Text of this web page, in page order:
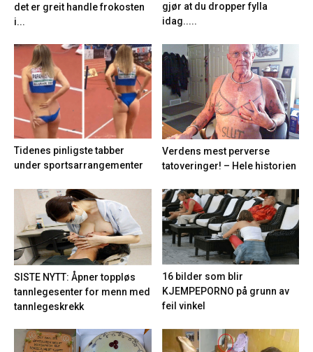
det er greit handle frokosten
i...
gjør at du dropper fylla
idag.....
Tidenes pinligste tabber
under sportsarrangementer
Verdens mest perverse
tatoveringer! – Hele historien
SISTE NYTT: Åpner toppløs
tannlegesenter for menn med
tannlegeskrekk
16 bilder som blir
KJEMPEPORNO på grunn av
feil vinkel